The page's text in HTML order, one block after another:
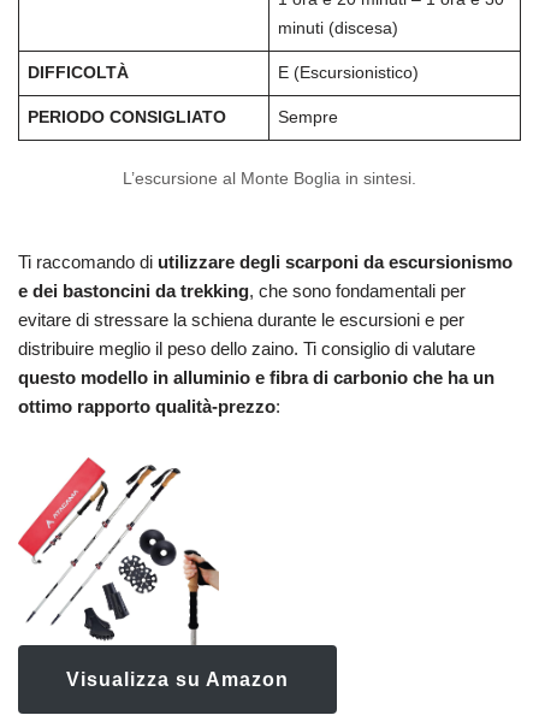
minuti (discesa)
DIFFICOLTÀ E (Escursionistico)
PERIODO CONSIGLIATO Sempre
L’escursione al Monte Boglia in sintesi.
Ti raccomando di utilizzare degli scarponi da escursionismo
e dei bastoncini da trekking, che sono fondamentali per
evitare di stressare la schiena durante le escursioni e per
distribuire meglio il peso dello zaino. Ti consiglio di valutare
questo modello in alluminio e fibra di carbonio che ha un
ottimo rapporto qualità-prezzo:
Visualizza su Amazon